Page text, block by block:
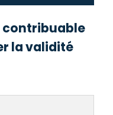
contribuable
la validité